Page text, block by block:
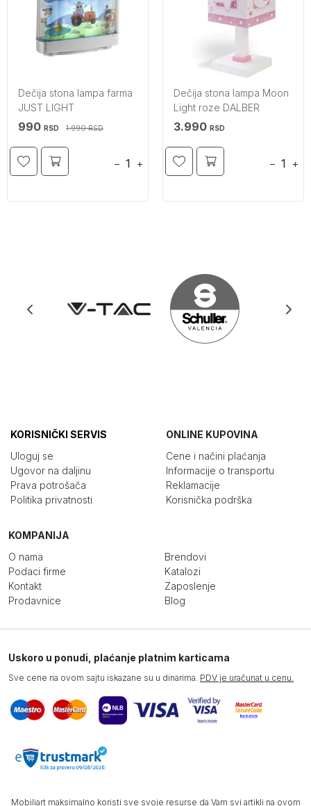
Dečija stona lampa farma
JUST LIGHT
990 RSD 1.990RSD
− +
Dečija stona lampa Moon
Light roze DALBER
3.990 RSD
− +
KORISNIČKI SERVIS
Uloguj se
Ugovor na daljinu
Prava potrošača
Politika privatnosti
ONLINE KUPOVINA
Cene i načini plaćanja
Informacije o transportu
Reklamacije
Korisnička podrška
KOMPANIJA
O nama
Podaci firme
Kontakt
Prodavnice
Brendovi
Katalozi
Zaposlenje
Blog
Uskoro u ponudi, plaćanje platnim karticama
Sve cene na ovom sajtu iskazane su u dinarima. PDV je uračunat u cenu.
Mobiliart maksimalno koristi sve svoje resurse da Vam svi artikli na ovom